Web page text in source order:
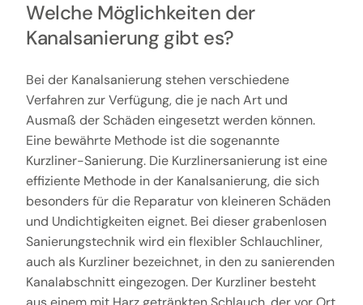
Welche Möglichkeiten der
Kanalsanierung gibt es?
Bei der Kanalsanierung stehen verschiedene
Verfahren zur Verfügung, die je nach Art und
Ausmaß der Schäden eingesetzt werden können.
Eine bewährte Methode ist die sogenannte
Kurzliner-Sanierung. Die Kurzlinersanierung ist eine
effiziente Methode in der Kanalsanierung, die sich
besonders für die Reparatur von kleineren Schäden
und Undichtigkeiten eignet. Bei dieser grabenlosen
Sanierungstechnik wird ein flexibler Schlauchliner,
auch als Kurzliner bezeichnet, in den zu sanierenden
Kanalabschnitt eingezogen. Der Kurzliner besteht